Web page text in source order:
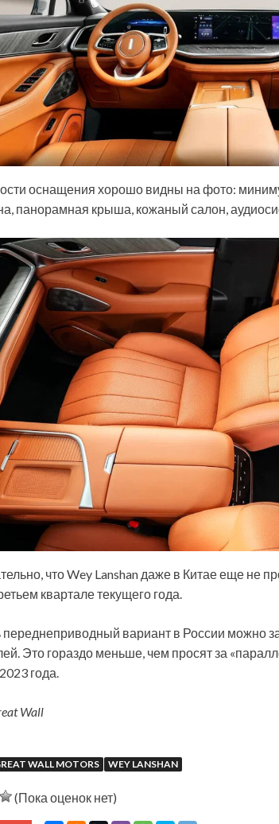
оснащения хорошо видны на фото:
панорамная крыша, кожаный салон,
что Wey Lanshan даже в Китае еще не
квартале текущего года.
переднеприводный вариант в России можно
Это гораздо меньше, чем просят за
года.
Wall
WALL MOTORS WEY LANSHAN
(Пока оценок нет)